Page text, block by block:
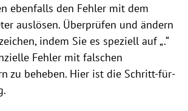
ebenfalls den Fehler mit dem
auslösen. Überprüfen und ändern
indem Sie es speziell auf „.“
Fehler mit falschen
zu beheben. Hier ist die Schritt-für-